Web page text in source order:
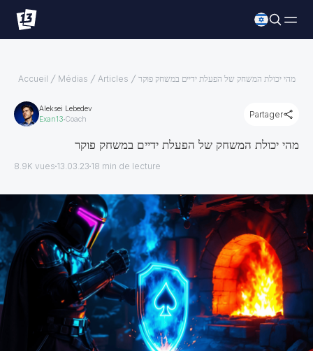
Accueil Médias Articles מהי יכולת המשחק של הפעלת ידיים במשחק פוקר
Aleksei Lebedev
Exan13 Coach Partager
מהי יכולת המשחק של הפעלת ידיים במשחק פוקר
8.9K vues 13.03.23 18 min de lecture